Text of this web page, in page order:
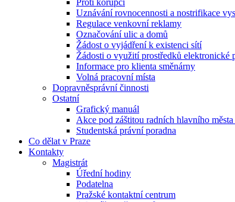
Proti korupci
Uznávání rovnocennosti a nostrifikace
Regulace venkovní reklamy
Označování ulic a domů
Žádost o vyjádření k existenci sítí
Žádosti o využití prostředků elektronické
Informace pro klienta směnárny
Volná pracovní místa
Dopravněsprávní činnosti
Ostatní
Grafický manuál
Akce pod záštitou radních hlavního
Studentská právní poradna
Co dělat v Praze
Kontakty
Magistrát
Úřední hodiny
Podatelna
Pražské kontaktní centrum